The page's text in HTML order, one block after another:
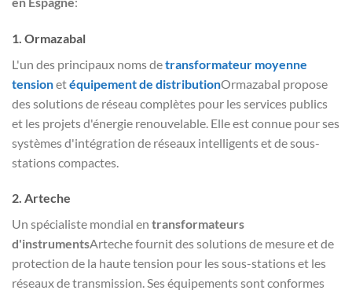
1. Ormazabal
L'un des principaux noms detransformateur moyenne
tensionetéquipement de distributionOrmazabal propose
des solutions de réseau complètes pour les services publics
et les projets d'énergie renouvelable. Elle est connue pour ses
systèmes d'intégration de réseaux intelligents et de sous-
stations compactes.
2. Arteche
Un spécialiste mondial en transformateurs
d'instrumentsArteche fournit des solutions de mesure et de
protection de la haute tension pour les sous-stations et les
réseaux de transmission. Ses équipements sont conformes